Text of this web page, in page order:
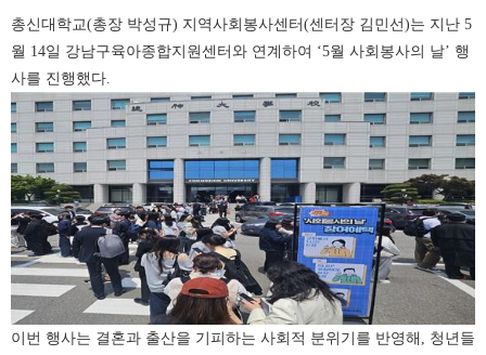
총신대학교(총장 박성규) 지역사회봉사센터(센터장 김민선)는 지난 5
월 14일 강남구육아종합지원센터와 연계하여 ‘5월 사회봉사의 날’ 행
사를 진행했다.
이번 행사는 결혼과 출산을 기피하는 사회적 분위기를 반영해, 청년들